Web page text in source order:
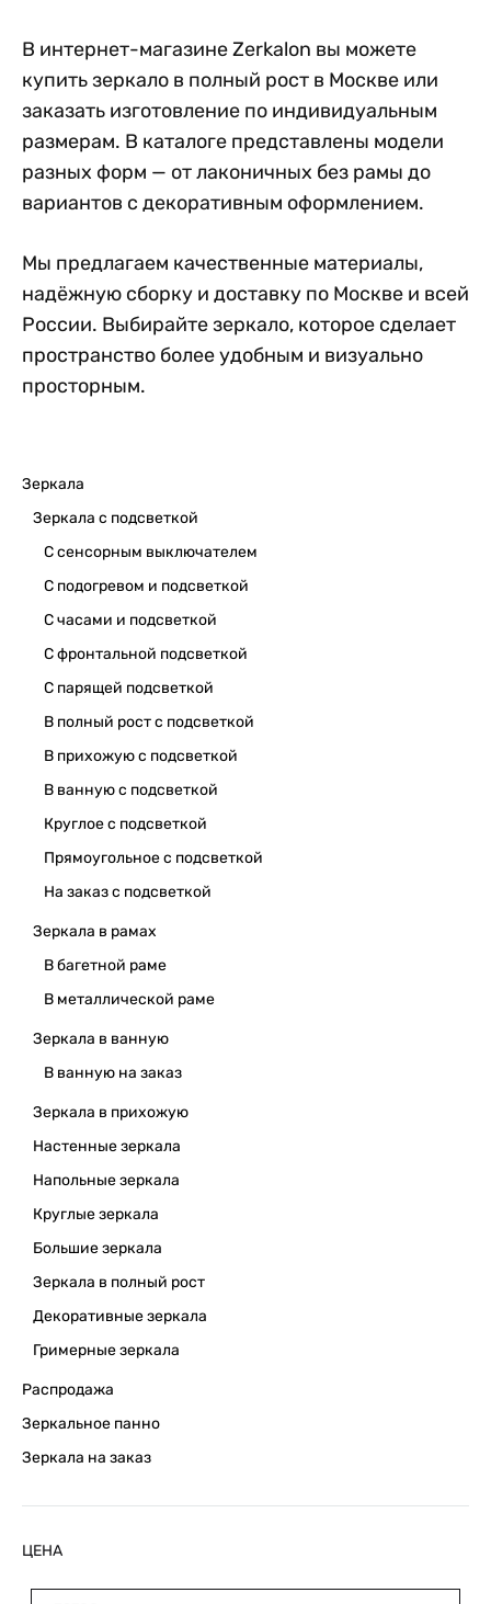
В интернет-магазине Zerkalon вы можете
купить зеркало в полный рост в Москве или
заказать изготовление по индивидуальным
размерам. В каталоге представлены модели
разных форм — от лаконичных без рамы до
вариантов с декоративным оформлением.
Мы предлагаем качественные материалы,
надёжную сборку и доставку по Москве и всей
России. Выбирайте зеркало, которое сделает
пространство более удобным и визуально
просторным.
Зеркала
Зеркала с подсветкой
С сенсорным выключателем
С подогревом и подсветкой
С часами и подсветкой
С фронтальной подсветкой
С парящей подсветкой
В полный рост с подсветкой
В прихожую с подсветкой
В ванную с подсветкой
Круглое с подсветкой
Прямоугольное с подсветкой
На заказ с подсветкой
Зеркала в рамах
В багетной раме
В металлической раме
Зеркала в ванную
В ванную на заказ
Зеркала в прихожую
Настенные зеркала
Напольные зеркала
Круглые зеркала
Большие зеркала
Зеркала в полный рост
Декоративные зеркала
Гримерные зеркала
Распродажа
Зеркальное панно
Зеркала на заказ
ЦЕНА